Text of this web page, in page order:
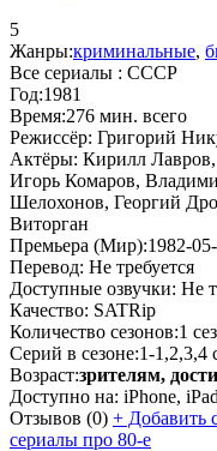
5
Жанры:криминальные,
Все сериалы : СССР
Год:1981
Время:276 мин. всего
Режиссёр: Григорий
Актёры: Кирилл
Игорь Комаров,
Шелохонов, Георгий
Виторган
Премьера (Мир):1982-
Перевод: Не требуется
Доступные озвучки: Не
Качество: SATRip
Количество сезонов:1
Серий в сезоне:1-1,2,3,4
Возраст:зрителям,
Доступно на: iPhone,
Отзывов (0) + Добавить
сериалы про 80-е